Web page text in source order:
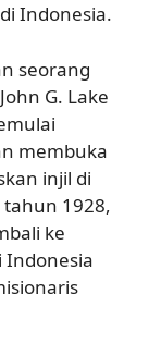
Indonesia.
seorang
G. Lake
membuka
injil di
tahun 1928,
ke
Indonesia